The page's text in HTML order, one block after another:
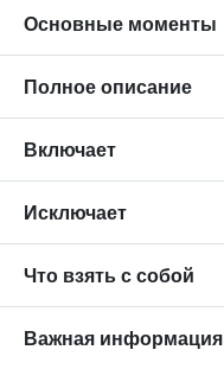
Основные моменты
Полное описание
Включает
Исключает
Что взять с собой
Важная информация